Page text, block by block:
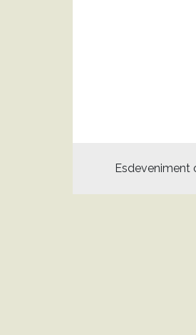
Esdeveniment